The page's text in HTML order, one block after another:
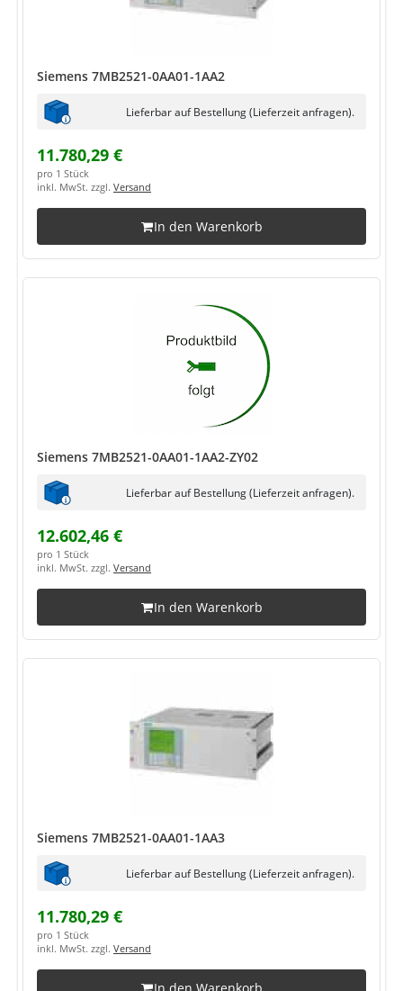
Siemens 7MB2521-0AA01-1AA2
Lieferbar auf Bestellung (Lieferzeit anfragen).
11.780,29 €
pro 1 Stück
inkl. MwSt. zzgl. Versand
In den Warenkorb
Siemens 7MB2521-0AA01-1AA2-ZY02
Lieferbar auf Bestellung (Lieferzeit anfragen).
12.602,46 €
pro 1 Stück
inkl. MwSt. zzgl. Versand
In den Warenkorb
Siemens 7MB2521-0AA01-1AA3
Lieferbar auf Bestellung (Lieferzeit anfragen).
11.780,29 €
pro 1 Stück
inkl. MwSt. zzgl. Versand